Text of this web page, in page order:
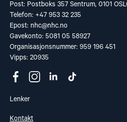
Post: Postboks 357 Sentrum, 0101
Telefon: +47 953 32 235
Epost: nhc@nhc.no
Gavekonto: 5081 05 58927
Organisasjonsnummer: 959 196 451
Vipps: 20935
Lenker
Kontakt